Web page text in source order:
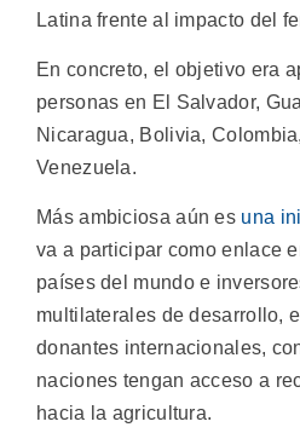
Latina frente al impacto del
En concreto, el objetivo era
personas en El Salvador,
Nicaragua, Bolivia,
Venezuela.
Más ambiciosa aún es una
va a participar como enlace
países del mundo e
multilaterales de desarrollo,
donantes internacionales,
naciones tengan acceso a
hacia la agricultura.